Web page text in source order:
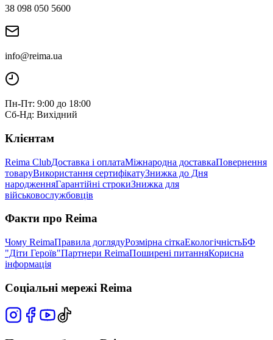
38 098 050 5600
info@reima.ua
Пн-Пт: 9:00 до 18:00
Сб-Нд: Вихідний
Клієнтам
Reima ClubДоставка і оплатаМіжнародна доставкаПовернення
товаруВикористання сертифікатуЗнижка до Дня
народженняГарантійні строкиЗнижка для
військовослужбовців
Факти про Reima
Чому ReimaПравила доглядуРозмірна сіткаЕкологічністьБФ
"Діти Героїв"Партнери ReimaПоширені питанняКорисна
інформація
Соціальні мережі Reima